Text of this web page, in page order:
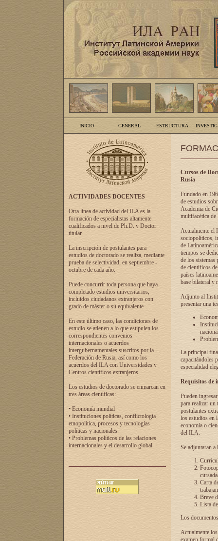
INICIO GENERAL ESTRUCTURA
ACTIVIDADES DOCENTES
Otra línea de actividad del ILA es la
formación de especialistas altamente
cualificados a nivel de Ph.D. y Doctor
titular.
La inscripción de postulantes para
estudios de doctorado se realiza, mediante
prueba de selectividad, en septiembre -
octubre de cada año.
Puede concurrir toda persona que haya
completado estudios universitarios,
incluidos ciudadanos extranjeros con
grado de máster o su equivalente.
En este último caso, las condiciones de
estudio se atienen a lo que estipulen los
correspondientes convenios
internacionales o acuerdos
intergubernamentales suscritos por la
Federación de Rusia, así como los
acuerdos del ILA con Universidades y
Centros científicos extranjeros.
Los estudios de doctorado se enmarcan en
tres áreas científicas:
• Economía mundial
• Instituciones políticas, conflictología
etnopolítica, procesos y tecnologías
políticas y nacionales.
• Problemas políticos de las relaciones
internacionales y el desarrollo global
Cursos de
Rusia
Fundado en
de estudios
Academia de
multifacética de
Actualmente el
sociopolíticos,
de
tiempos se
de los sistemas
de científicos
países
base bilateral y
Adjunto al
presentar una
La principal
capacitándoles
especialidad
Requisitos de
Pueden
para realizar un
postulantes
los estudios en
economía o
del ILA.
Se adjuntaran a
Carta
Breve
Lista
Los
Actualmente
examen formal